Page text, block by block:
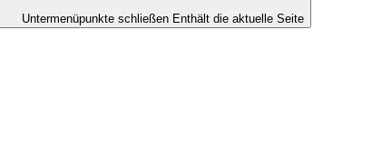
Untermenüpunkte schließen Enthält die aktuelle Seite